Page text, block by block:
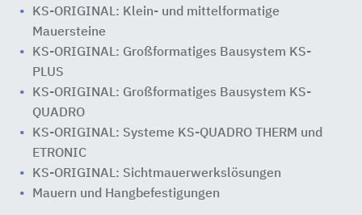
KS-ORIGINAL: Klein- und mittelformatige
Mauersteine
KS-ORIGINAL: Großformatiges Bausystem KS-
PLUS
KS-ORIGINAL: Großformatiges Bausystem KS-
QUADRO
KS-ORIGINAL: Systeme KS-QUADRO THERM und
ETRONIC
KS-ORIGINAL: Sichtmauerwerkslösungen
Mauern und Hangbefestigungen